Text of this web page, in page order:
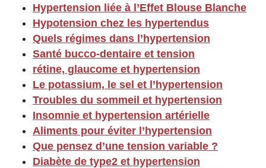
Hypertension liée à l’Effet Blouse Blanche
Hypotension chez les hypertendus
Quels régimes dans l’hypertension
Santé bucco-dentaire et tension
rétine, glaucome et hypertension
Le potassium, le sel et l’hypertension
Troubles du sommeil et hypertension
Insomnie et hypertension artérielle
Aliments pour éviter l’hypertension
Que pensez d’une tension variable ?
Diabète de type2 et hypertension